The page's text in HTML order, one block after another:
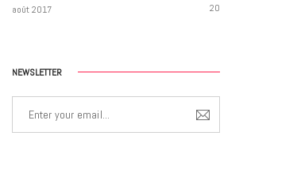
août 2017 20
NEWSLETTER